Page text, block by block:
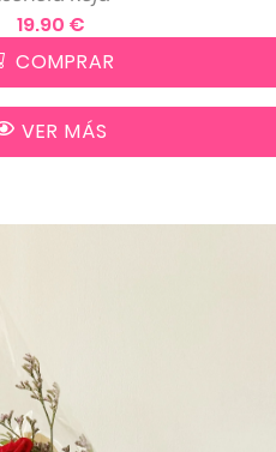
19.90 €
COMPRAR
VER MÁS